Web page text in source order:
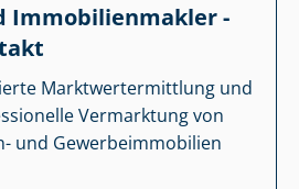
Im­mo­bi­li­en­mak­ler -
Markt­wert­ermitt­lung und
Vermarktung von
und Ge­wer­be­im­mo­bi­li­en